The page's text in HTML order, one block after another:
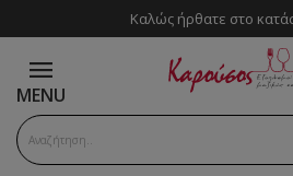
Καλώς ήρθατε στο
MENU